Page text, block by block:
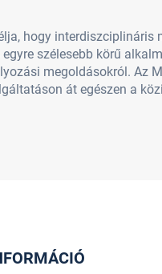
hogy interdiszciplináris
szélesebb körű
megoldásokról. Az
át egészen a